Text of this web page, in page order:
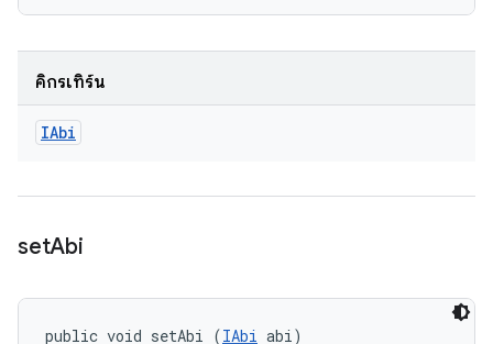
คิกรีเทิร์น
IAbi
setAbi
public void setAbi (IAbi abi)